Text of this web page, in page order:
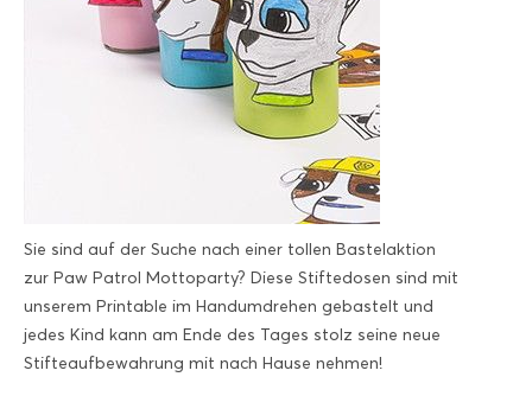
Sie sind auf der Suche nach einer tollen Bastelaktion
zur Paw Patrol Mottoparty? Diese Stiftedosen sind mit
unserem Printable im Handumdrehen gebastelt und
jedes Kind kann am Ende des Tages stolz seine neue
Stifteaufbewahrung mit nach Hause nehmen!